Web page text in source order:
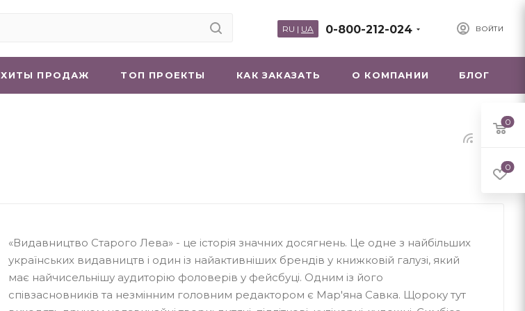
ВОЙТИ
0-800-212-024
RU | UA
ХИТЫ ПРОДАЖ ТОП ПРОЕКТЫ КАК ЗАКАЗАТЬ О КОМПАНИИ БЛОГ
«Видавництво Старого Лева» - це історія значних досягнень. Це одне з найбільших
українських видавництв і один із найактивніших брендів у книжковій галузі, який
має найчисельнішу аудиторію фоловерів у фейсбуці. Одним із його
співзасновників та незмінним головним редактором є Мар'яна Савка. Щороку тут
0
0